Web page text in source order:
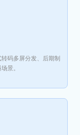
码多屏分发、后期制
景。